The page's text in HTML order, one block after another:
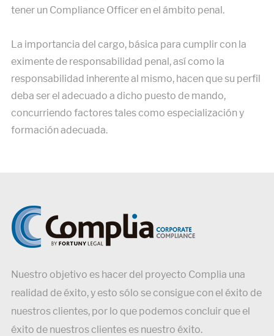
tener un Compliance Officer en el ámbito penal.
La importancia del cargo, básica para cumplir con la
eximente de responsabilidad penal, así como la
responsabilidad inherente al mismo, hacen que su perfil
deba ser el adecuado a dicho puesto de mando,
concurriendo factores tales como especialización y
formación adecuada.
Nuestro objetivo es hacer del proyecto Complia una
realidad de éxito, y esto sólo se consigue con el éxito de
nuestros clientes, por lo que podemos concluir que el
éxito de nuestros clientes es nuestro éxito.